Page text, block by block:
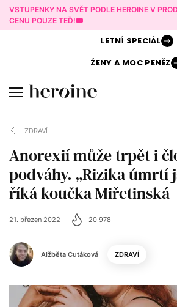
VSTUPENKY NA SVĚT PODLE HEROINE V
CENU POUZE TEĎ!🎟️
LETNÍ SPECIÁL
ŽENY AMOC PENĚZ
ZDRAVÍ
Anorexií může trpět i
podváhy. „Rizika úmrtí
říká koučka Miřetinská
Alžběta Cutáková
21. březen 2022 20 978
ZDRAVÍ